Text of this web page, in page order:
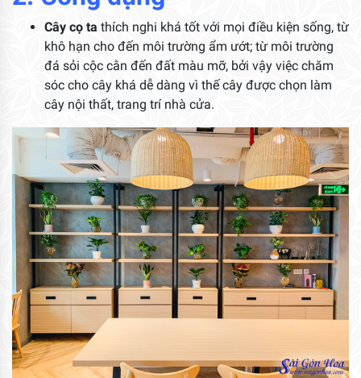
Cây cọ ta thích nghi khá tốt với mọi điều kiện sống, từ
khô hạn cho đến môi trường ẩm ướt; từ môi trường
đá sỏi cộc cằn đến đất màu mỡ, bởi vậy việc chăm
sóc cho cây khá dễ dàng vì thế cây được chọn làm
cây nội thất, trang trí nhà cửa.